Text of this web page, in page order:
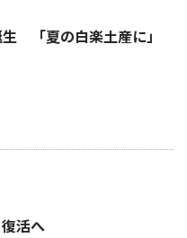
「夏の白楽土産に」
活へ